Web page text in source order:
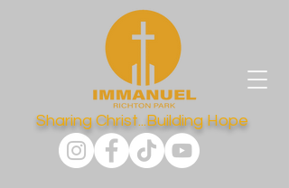
Sharing Christ...Building Hope